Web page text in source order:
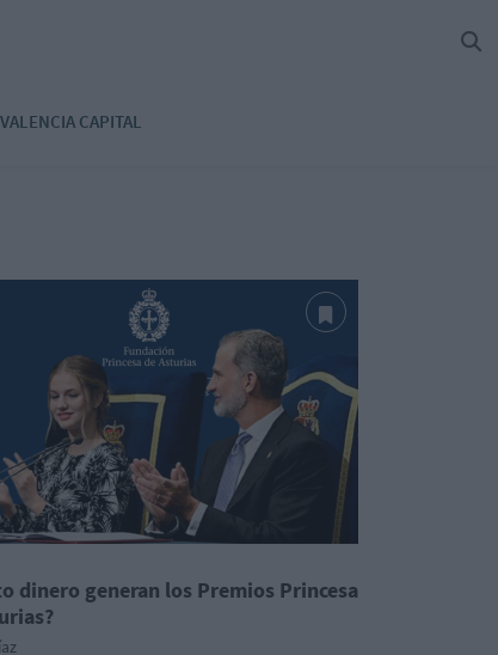
VALENCIA CAPITAL
dinero generan los Premios Princesa